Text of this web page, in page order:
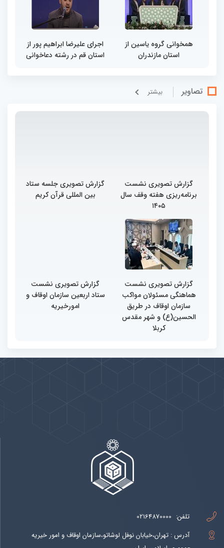
همخوانی گروه یاسین از
استان مازندران
اجرای علیرضا ابراهیم پور از
استان قم در رشته دعاخوانی
تصاویر بيشتر
گزارش تصویری نشست
برنامه‌ریزی هفته وقف سال
۱۴۰۵
گزارش تصویری جلسه ستاد
بین المللی قرآن کریم
گزارش تصویری نشست
هماهنگی مسئولان مواکب
سازمان اوقاف در طریق
الحسین(ع) و شهر مقدس
کربلا
گزارش تصویری نشست
ستاد اربعین سازمان اوقاف و
امورخیریه
تلفن: 02164870000
آدرس : تهران،خیابان نوفل لوشاتو،سازمان اوقاف و امور خیریه